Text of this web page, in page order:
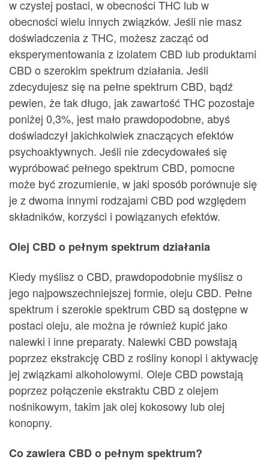
w czystej postaci, w obecności THC lub w
obecności wielu innych związków. Jeśli nie masz
doświadczenia z THC, możesz zacząć od
eksperymentowania z izolatem CBD lub produktami
CBD o szerokim spektrum działania. Jeśli
zdecydujesz się na pełne spektrum CBD, bądź
pewien, że tak długo, jak zawartość THC pozostaje
poniżej 0,3%, jest mało prawdopodobne, abyś
doświadczył jakichkolwiek znaczących efektów
psychoaktywnych. Jeśli nie zdecydowałeś się
wypróbować pełnego spektrum CBD, pomocne
może być zrozumienie, w jaki sposób porównuje się
je z dwoma innymi rodzajami CBD pod względem
składników, korzyści i powiązanych efektów.
Olej CBD o pełnym spektrum działania
Kiedy myślisz o CBD, prawdopodobnie myślisz o
jego najpowszechniejszej formie, oleju CBD. Pełne
spektrum i szerokie spektrum CBD są dostępne w
postaci oleju, ale można je również kupić jako
nalewki i inne preparaty. Nalewki CBD powstają
poprzez ekstrakcję CBD z rośliny konopi i aktywację
jej związkami alkoholowymi. Oleje CBD powstają
poprzez połączenie ekstraktu CBD z olejem
nośnikowym, takim jak olej kokosowy lub olej
konopny.
Co zawiera CBD o pełnym spektrum?